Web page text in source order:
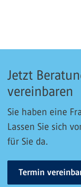
Jetzt
vereinbaren
Sie haben eine
Lassen Sie sich
für Sie da.
Termin